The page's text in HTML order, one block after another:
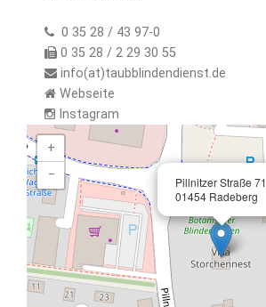
0 35 28 / 43 97-0
0 35 28 / 2 29 30 55
info(at)taubblindendienst.de
Webseite
Instagram
Pillnitzer Straße 71
01454 Radeberg
+
−